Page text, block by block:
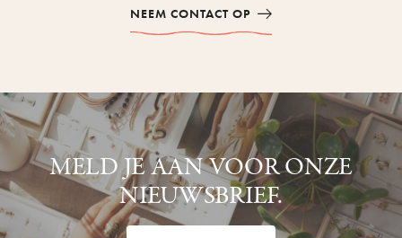
NEEM CONTACT OP
MELD JE AAN VOOR ONZE
NIEUWSBRIEF.